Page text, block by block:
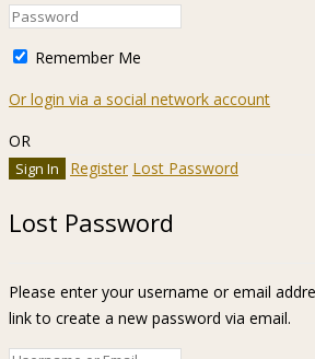
Remember Me
Or login via a social network account
OR
Register Lost Password
Lost Password
Please enter your username or email
link to create a new password via email.